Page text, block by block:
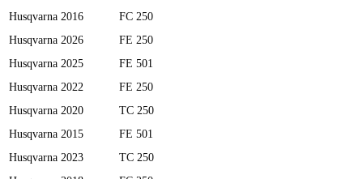
Husqvarna 2016
FC 250
Husqvarna 2026
FE 250
Husqvarna 2025
FE 501
Husqvarna 2022
FE 250
Husqvarna 2020
TC 250
Husqvarna 2015
FE 501
Husqvarna 2023
TC 250